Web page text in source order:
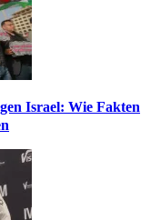
Israel: Wie Fakten